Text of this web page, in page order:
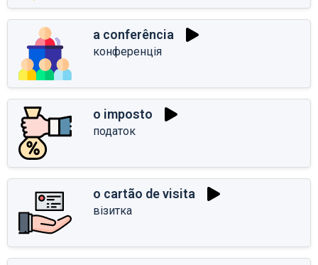
a conferência
конференція
o imposto
податок
o cartão de visita
візитка